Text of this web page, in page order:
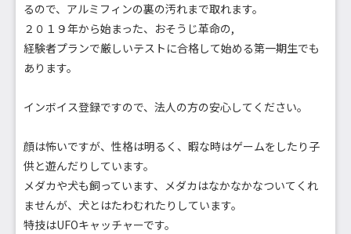
るので、アルミフィンの裏の汚れまで取れます。
２０１９年から始まった、おそうじ革命の,
経験者プランで厳しいテストに合格して始める第一期生でも
あります。
インボイス登録ですので、法人の方の安心してください。
顔は怖いですが、性格は明るく、暇な時はゲームをしたり子
供と遊んだりしています。
メダカや犬も飼っています、メダカはなかなかなついてくれ
ませんが、犬とはたわむれたりしています。
特技はUFOキャッチャーです。